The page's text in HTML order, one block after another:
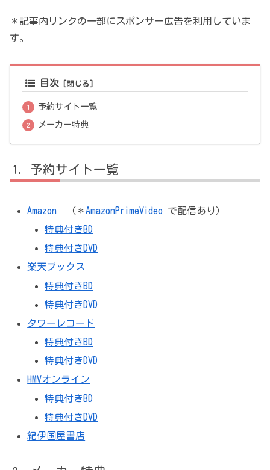
＊記事内リンクの一部にスポンサー広告を利用していま
す。
目次
予約サイト一覧
メーカー特典
予約サイト一覧
Amazon （＊AmazonPrimeVideo で配信あり）
特典付きBD
特典付きDVD
楽天ブックス
特典付きBD
特典付きDVD
タワーレコード
特典付きBD
特典付きDVD
HMVオンライン
特典付きBD
特典付きDVD
紀伊国屋書店